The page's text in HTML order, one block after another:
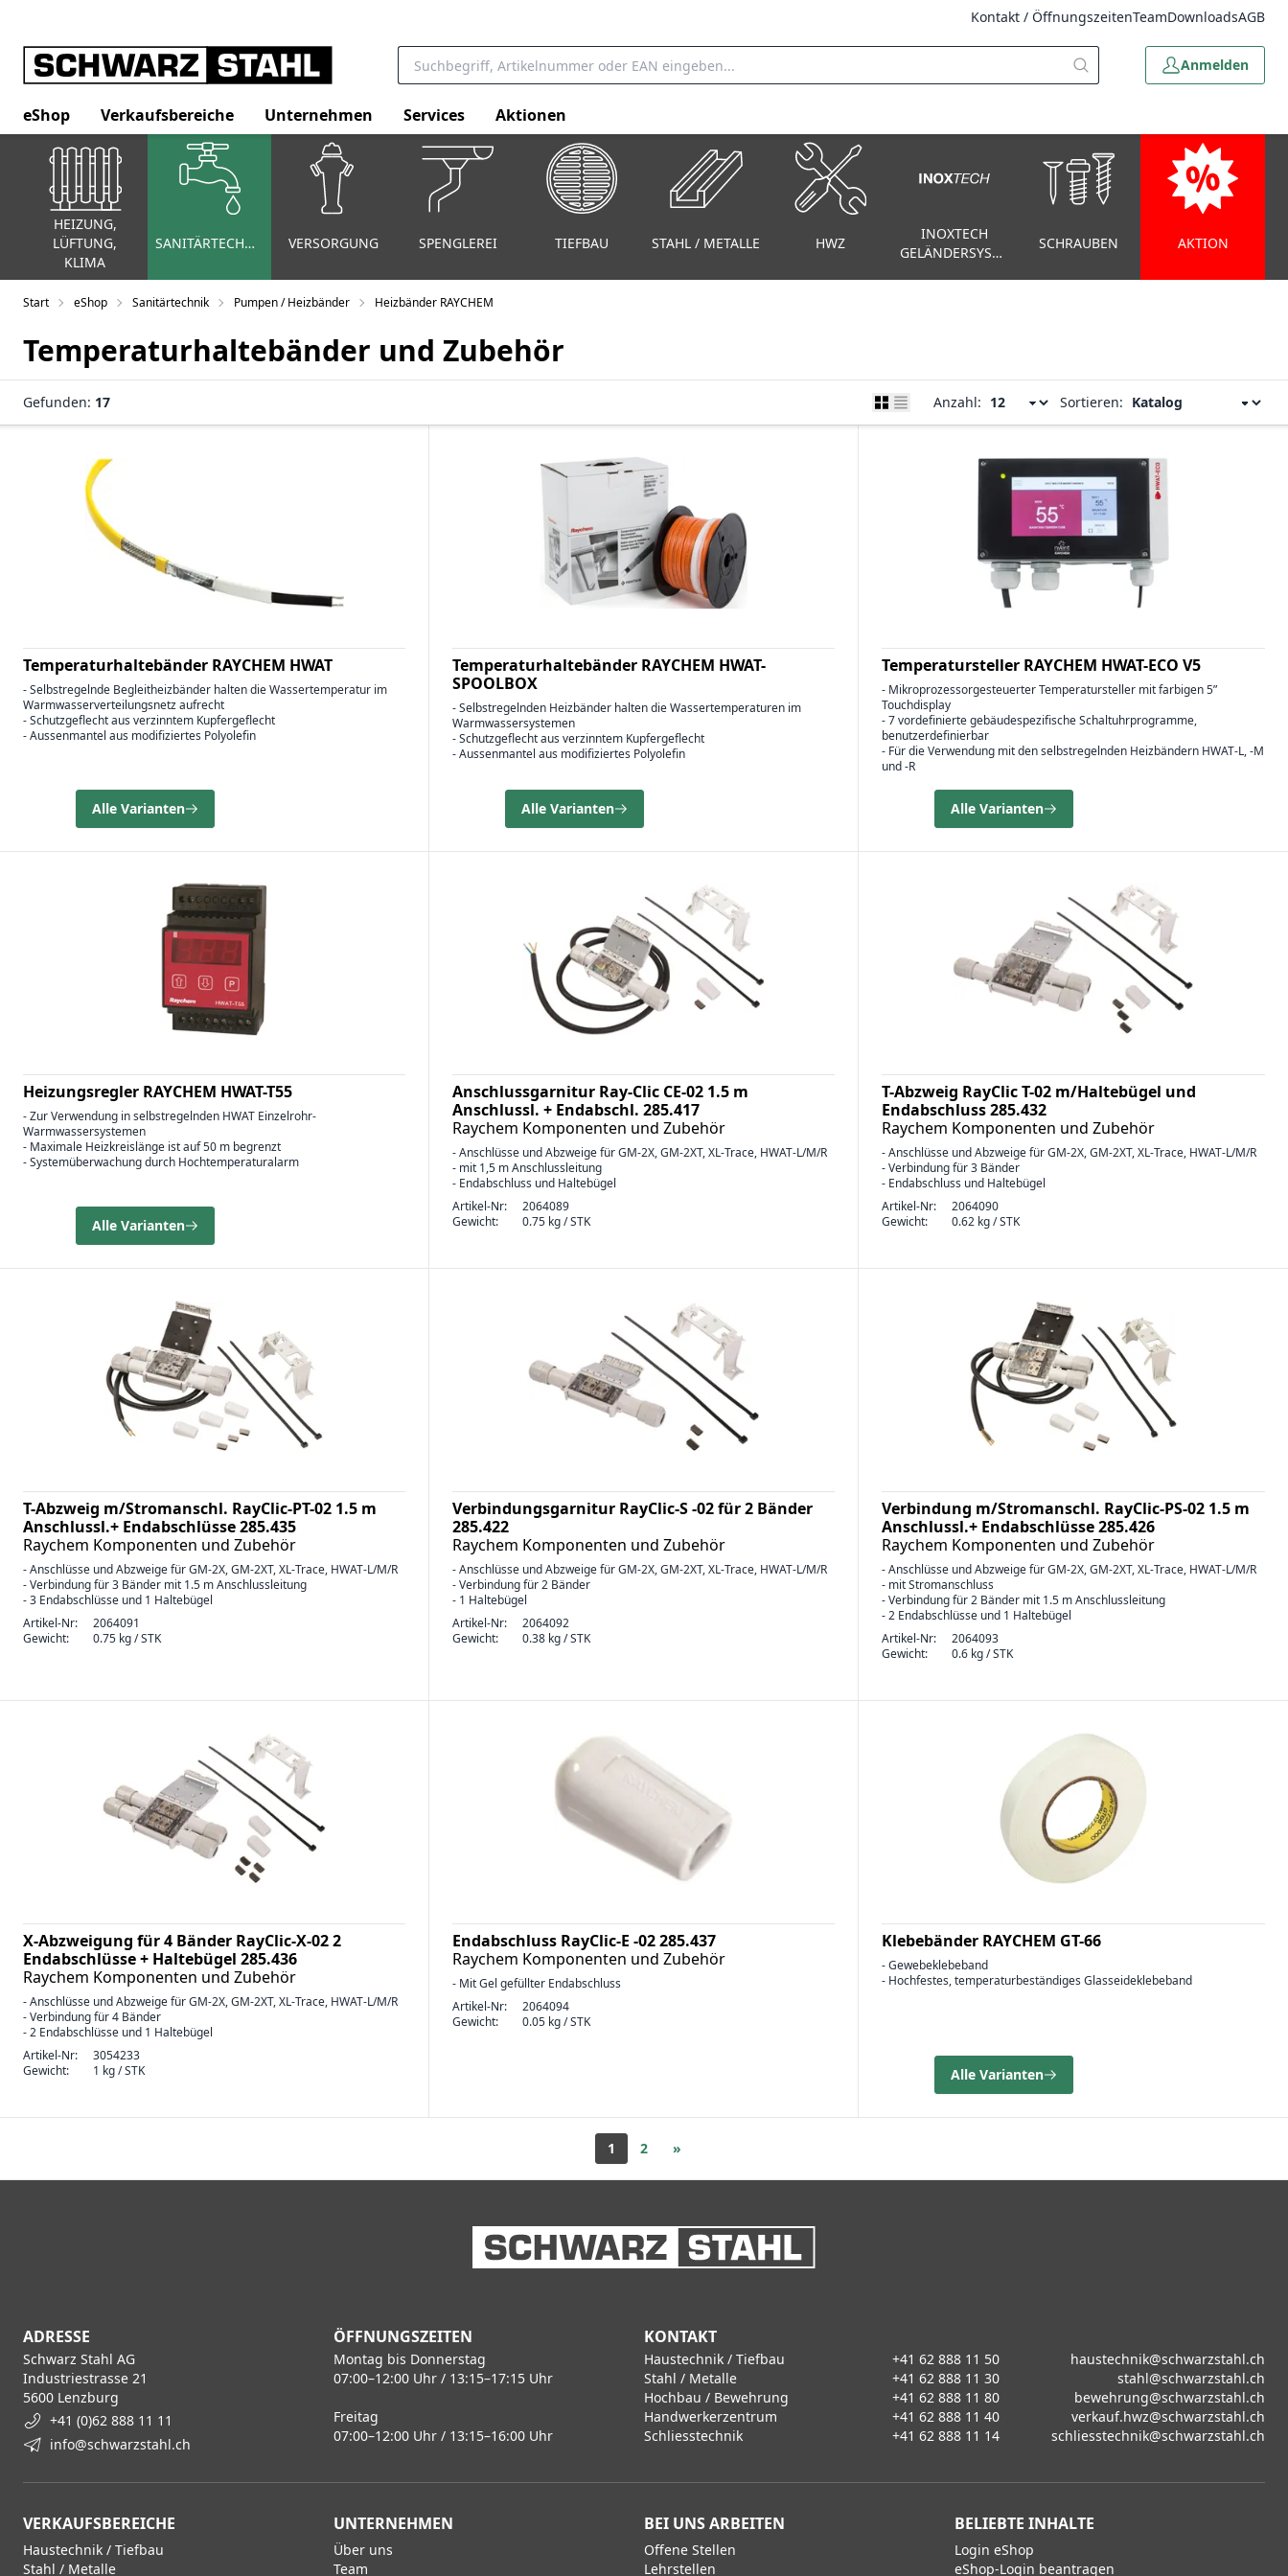
Kontakt / ÖffnungszeitenTeamDownloadsAGB
Anmelden
eShop Verkaufsbereiche Unternehmen Services Aktionen
HEIZUNG,
LÜFTUNG,
KLIMA
SANITÄRTECHNIK VERSORGUNG SPENGLEREI TIEFBAU STAHL / METALLE HWZ
INOXTECH
GELÄNDERSYSTEM
SCHRAUBEN AKTION
Start eShop Sanitärtechnik Pumpen / Heizbänder Heizbänder RAYCHEM
Temperaturhaltebänder und Zubehör
Gefunden: 17 Anzahl: Sortieren:
Temperaturhaltebänder RAYCHEM HWAT
- Selbstregelnde Begleitheizbänder halten die Wassertemperatur im
Warmwasserverteilungsnetz aufrecht
- Schutzgeflecht aus verzinntem Kupfergeflecht
- Aussenmantel aus modifiziertes Polyolefin
Alle Varianten
Temperaturhaltebänder RAYCHEM HWAT-
SPOOLBOX
- Selbstregelnden Heizbänder halten die Wassertemperaturen im
Warmwassersystemen
- Schutzgeflecht aus verzinntem Kupfergeflecht
- Aussenmantel aus modifiziertes Polyolefin
Alle Varianten
Temperatursteller RAYCHEM HWAT-ECO V5
- Mikroprozessorgesteuerter Temperatursteller mit farbigen 5”
Touchdisplay
- 7 vordefinierte gebäudespezifische Schaltuhrprogramme,
benutzerdefinierbar
- Für die Verwendung mit den selbstregelnden Heizbändern HWAT-L, -M
und -R
Alle Varianten
Heizungsregler RAYCHEM HWAT-T55
- Zur Verwendung in selbstregelnden HWAT Einzelrohr-
Warmwassersystemen
- Maximale Heizkreislänge ist auf 50 m begrenzt
- Systemüberwachung durch Hochtemperaturalarm
Alle Varianten
Anschlussgarnitur Ray-Clic CE-02 1.5 m
Anschlussl. + Endabschl. 285.417
Raychem Komponenten und Zubehör
- Anschlüsse und Abzweige für GM-2X, GM-2XT, XL-Trace, HWAT-L/M/R
- mit 1,5 m Anschlussleitung
- Endabschluss und Haltebügel
Artikel-Nr:
2064089
Gewicht:
0.75 kg / STK
T-Abzweig RayClic T-02 m/Haltebügel und
Endabschluss 285.432
Raychem Komponenten und Zubehör
- Anschlüsse und Abzweige für GM-2X, GM-2XT, XL-Trace, HWAT-L/M/R
- Verbindung für 3 Bänder
- Endabschluss und Haltebügel
Artikel-Nr:
2064090
Gewicht:
0.62 kg / STK
T-Abzweig m/Stromanschl. RayClic-PT-02 1.5 m
Anschlussl.+ Endabschlüsse 285.435
Raychem Komponenten und Zubehör
- Anschlüsse und Abzweige für GM-2X, GM-2XT, XL-Trace, HWAT-L/M/R
- Verbindung für 3 Bänder mit 1.5 m Anschlussleitung
- 3 Endabschlüsse und 1 Haltebügel
Artikel-Nr:
2064091
Gewicht:
0.75 kg / STK
Verbindungsgarnitur RayClic-S -02 für 2 Bänder
285.422
Raychem Komponenten und Zubehör
- Anschlüsse und Abzweige für GM-2X, GM-2XT, XL-Trace, HWAT-L/M/R
- Verbindung für 2 Bänder
- 1 Haltebügel
Artikel-Nr:
2064092
Gewicht:
0.38 kg / STK
Verbindung m/Stromanschl. RayClic-PS-02 1.5 m
Anschlussl.+ Endabschlüsse 285.426
Raychem Komponenten und Zubehör
- Anschlüsse und Abzweige für GM-2X, GM-2XT, XL-Trace, HWAT-L/M/R
- mit Stromanschluss
- Verbindung für 2 Bänder mit 1.5 m Anschlussleitung
- 2 Endabschlüsse und 1 Haltebügel
Artikel-Nr:
2064093
Gewicht:
0.6 kg / STK
X-Abzweigung für 4 Bänder RayClic-X-02 2
Endabschlüsse + Haltebügel 285.436
Raychem Komponenten und Zubehör
- Anschlüsse und Abzweige für GM-2X, GM-2XT, XL-Trace, HWAT-L/M/R
- Verbindung für 4 Bänder
- 2 Endabschlüsse und 1 Haltebügel
Artikel-Nr:
3054233
Gewicht:
1 kg / STK
Endabschluss RayClic-E -02 285.437
Raychem Komponenten und Zubehör
- Mit Gel gefüllter Endabschluss
Artikel-Nr:
2064094
Gewicht:
0.05 kg / STK
Klebebänder RAYCHEM GT-66
- Gewebeklebeband
- Hochfestes, temperaturbeständiges Glasseideklebeband
Alle Varianten
1 2 »
ADRESSE
Schwarz Stahl AG
Industriestrasse 21
5600 Lenzburg
+41 (0)62 888 11 11
info@schwarzstahl.ch
ÖFFNUNGSZEITEN
Montag bis Donnerstag
07:00–12:00 Uhr / 13:15–17:15 Uhr
Freitag
07:00–12:00 Uhr / 13:15–16:00 Uhr
KONTAKT
Haustechnik / Tiefbau +41 62 888 11 50
haustechnik@schwarzstahl.ch
Stahl / Metalle
+41 62 888 11 30
stahl@schwarzstahl.ch
Hochbau / Bewehrung
+41 62 888 11 80
bewehrung@schwarzstahl.ch
Handwerkerzentrum
+41 62 888 11 40
verkauf.hwz@schwarzstahl.ch
Schliesstechnik
+41 62 888 11 14 schliesstechnik@schwarzstahl.ch
VERKAUFSBEREICHE
Haustechnik / Tiefbau
Stahl / Metalle
UNTERNEHMEN
Über uns
Team
BEI UNS ARBEITEN
Offene Stellen
Lehrstellen
BELIEBTE INHALTE
Login eShop
eShop-Login beantragen